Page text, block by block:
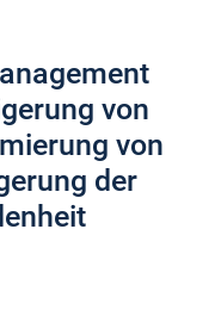
von
von
der